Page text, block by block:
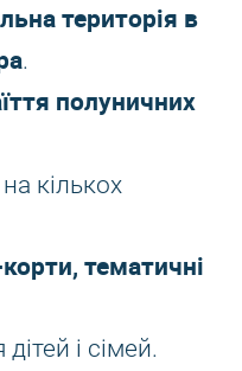
територія в
.
полуничних
на кількох
тематичні
і сімей.